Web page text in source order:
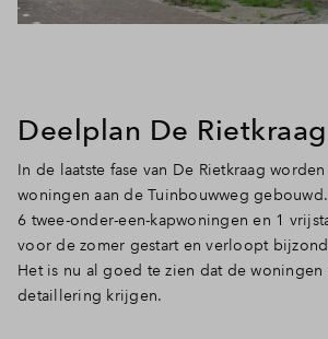
Deelplan De Rietkraag
In de laatste fase van De Rietkraag
woningen aan de Tuinbouwweg
6 twee-onder-een-kapwoningen en 1
voor de zomer gestart en verloopt
Het is nu al goed te zien dat de
detaillering krijgen.